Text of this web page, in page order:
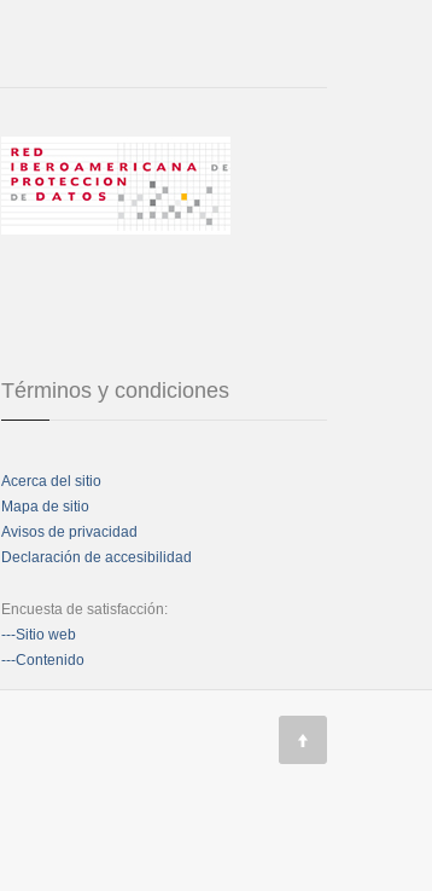
Términos y condiciones
Acerca del sitio
Mapa de sitio
Avisos de privacidad
Declaración de accesibilidad
Encuesta de satisfacción:
---Sitio web
---Contenido